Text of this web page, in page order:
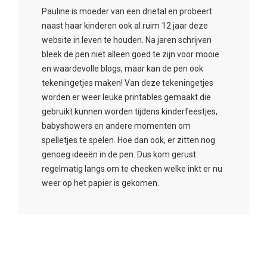
Pauline is moeder van een drietal en probeert
naast haar kinderen ook al ruim 12 jaar deze
website in leven te houden. Na jaren schrijven
bleek de pen niet alleen goed te zijn voor mooie
en waardevolle blogs, maar kan de pen ook
tekeningetjes maken! Van deze tekeningetjes
worden er weer leuke printables gemaakt die
gebruikt kunnen worden tijdens kinderfeestjes,
babyshowers en andere momenten om
spelletjes te spelen. Hoe dan ook, er zitten nog
genoeg ideeën in de pen. Dus kom gerust
regelmatig langs om te checken welke inkt er nu
weer op het papier is gekomen.